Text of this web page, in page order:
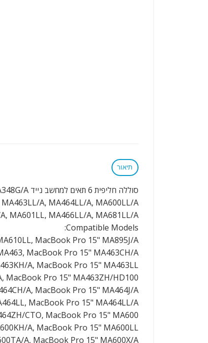
תיאור
סוללה חליפית 6 תאים למחשב נייד Apple MacBook Pro 15" A1150 A1175 MA348G/A
A, MA464LL/A, MA600LL/A,
MA601LL, MA466LL/A, MA681LL/A
Compatible Models:
MacBook Pro 15" MA895J/A
MacBook Pro 15" MA463CH/A,
A, MacBook Pro 15" MA463LL,
MacBook Pro 15" MA463ZH/HD100,
A, MacBook Pro 15" MA464J/A,
MacBook Pro 15" MA464LL/A,
CTO, MacBook Pro 15" MA600,
A, MacBook Pro 15" MA600LL,
A, MacBook Pro 15" MA600X/A,